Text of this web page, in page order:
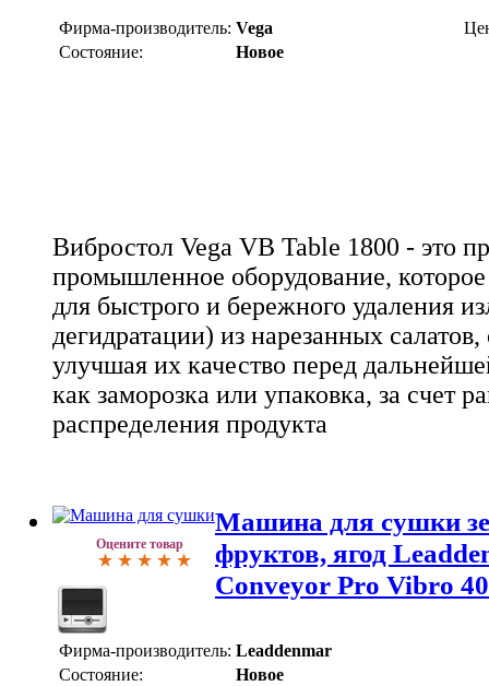
Фирма-производитель: Vega
Состояние:
Новое
Вибростол Vega VB Table 1800 - это
промышленное оборудование,
для быстрого и бережного удаления
дегидратации) из нарезанных
улучшая их качество перед
как заморозка или упаковка, за счет
распределения продукта
Оцените товар
Машина для сушки
фруктов, ягод
Conveyor Pro Vibro
Фирма-производитель: Leaddenmar
Состояние:
Новое